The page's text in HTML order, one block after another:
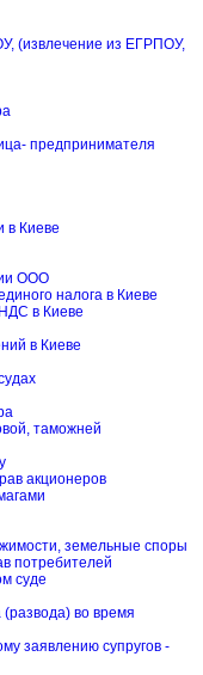
(извлечение из ЕГРПОУ,
предпринимателя
в Киеве
ООО
налога в Киеве
в Киеве
в Киеве
таможней
акционеров
земельные споры
потребителей
суде
во время
заявлению супругов -